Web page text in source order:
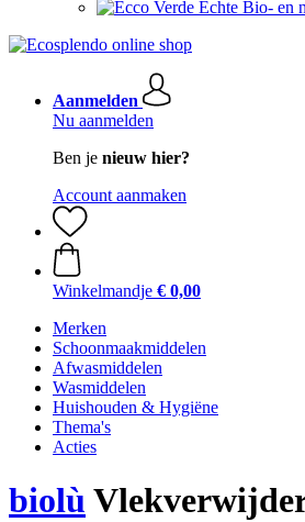
Echte Bio- en
Aanmelden
Nu aanmelden
Ben je nieuw hier?
Account aanmaken
Winkelmandje € 0,00
Merken
Schoonmaakmiddelen
Afwasmiddelen
Wasmiddelen
Huishouden & Hygiëne
Thema's
Acties
biolù